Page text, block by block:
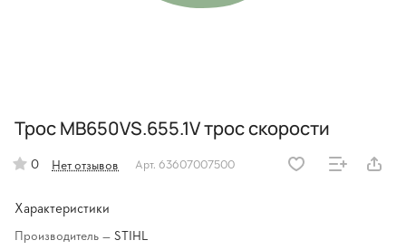
Трос MB650VS.655.1V трос скорости
0 Нет отзывов Арт. 63607007500
Характеристики
Производитель — STIHL